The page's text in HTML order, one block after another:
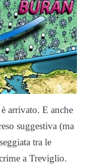
arrivato. E anche
suggestiva (ma
tra le
a Treviglio.